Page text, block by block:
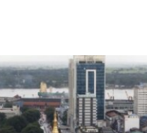
း
ယ်
စာ
စာ
ပ်စာ
ျက်အလက်များ
ဉ်